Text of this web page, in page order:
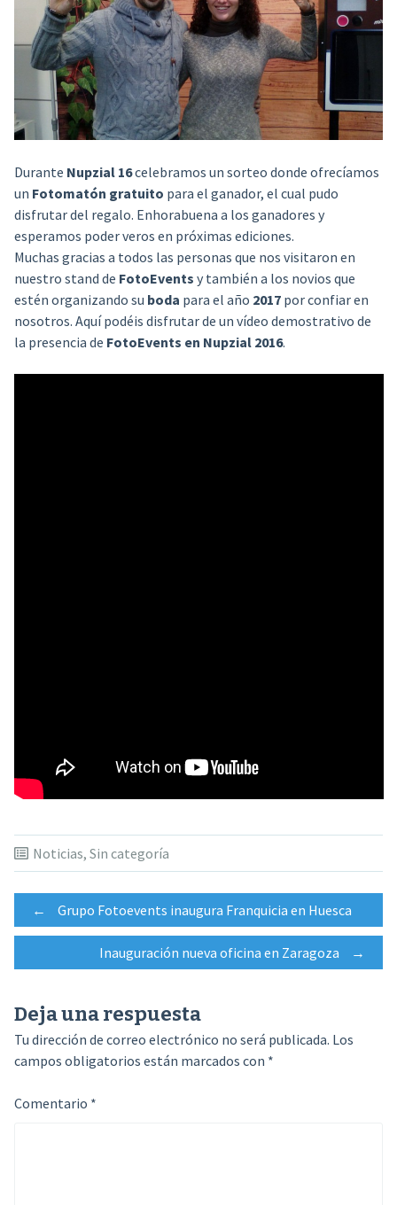
Durante Nupzial 16celebramos un sorteo donde ofrecíamos
un Fotomatón gratuito para el ganador, el cual pudo
disfrutar del regalo. Enhorabuena a los ganadores y
esperamos poder veros en próximas ediciones.
Muchas gracias a todos las personas que nos visitaron en
nuestro stand de FotoEvents y también a los novios que
estén organizando su boda para el año 2017por confiar en
nosotros. Aquí podéis disfrutar de un vídeo demostrativo de
la presencia de FotoEvents en Nupzial 2016.
Noticias, Sin categoría
Navegación
de
entradas
← Grupo Fotoevents inaugura Franquicia en Huesca
Inauguración nueva oficina en Zaragoza →
Deja una respuesta
Tu dirección de correo electrónico no será publicada. Los
campos obligatorios están marcados con *
Comentario *